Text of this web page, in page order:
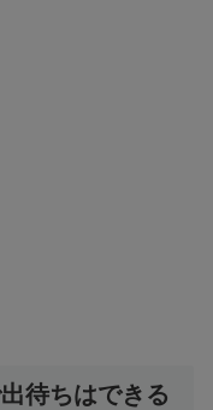
待ちはできる